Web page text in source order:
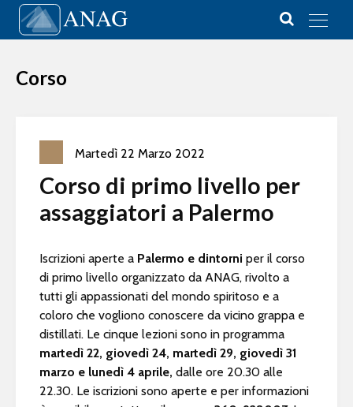
Vai al contenuto
Main Navigation
Corso
Martedì 22 Marzo 2022
Corso di primo livello per
assaggiatori a Palermo
Iscrizioni aperte a Palermo e dintorni per il corso
di primo livello organizzato da ANAG, rivolto a
tutti gli appassionati del mondo spiritoso e a
coloro che vogliono conoscere da vicino grappa e
distillati. Le cinque lezioni sono in programma
martedì 22, giovedì 24, martedì 29, giovedì 31
marzo e lunedì 4 aprile, dalle ore 20.30 alle
22.30. Le iscrizioni sono aperte e per informazioni